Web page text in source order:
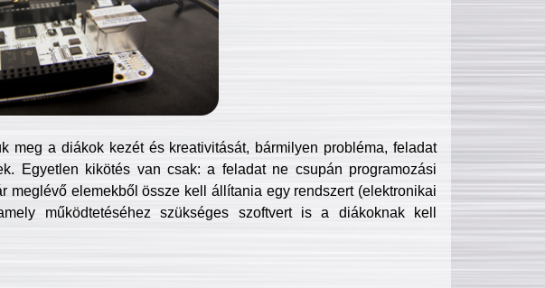
meg a diákok kezét és kreativitását, bármilyen probléma, feladat
Egyetlen kikötés van csak: a feladat ne csupán programozási
meglévő elemekből össze kell állítania egy rendszert (elektronikai
működtetéséhez szükséges szoftvert is a diákoknak kell